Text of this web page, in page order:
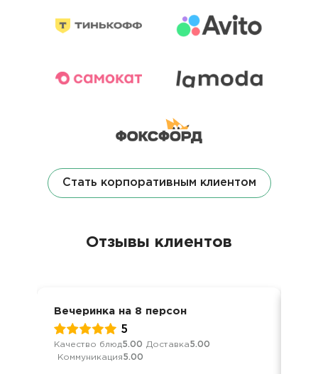
Стать корпоративным клиентом
Отзывы клиентов
Вечеринка на 8 персон
5
Качество блюд5.00 Доставка5.00
Коммуникация5.00